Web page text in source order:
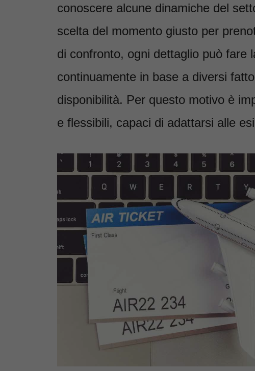
conoscere alcune dinamiche del
scelta del momento giusto per
di confronto, ogni dettaglio può fare
continuamente in base a diversi
disponibilità. Per questo motivo è
e flessibili, capaci di adattarsi alle